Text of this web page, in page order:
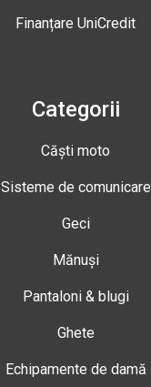
Finanțare UniCredit
Categorii
Căști moto
Sisteme de comunicare
Geci
Mănuși
Pantaloni & blugi
Ghete
Echipamente de damă